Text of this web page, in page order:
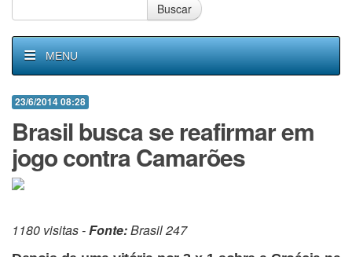
Buscar
MENU
23/6/2014 08:28
Brasil busca se reafirmar em
jogo contra Camarões
1180 visitas -Fonte:Brasil 247